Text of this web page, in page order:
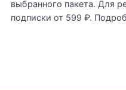
выбранного пакета. Для
подписки от 599 ₽.